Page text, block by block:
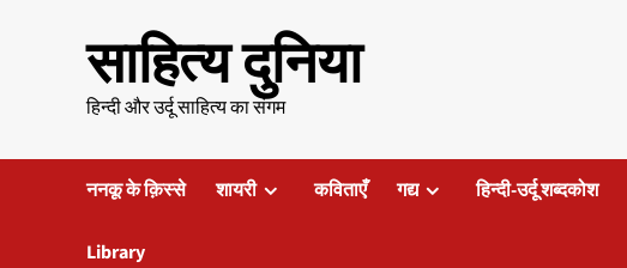
साहित्य दुनिया
हिन्दी और उर्दू साहित्य का संगम
ननकू के क़िस्से शायरी कविताएँ गद्य हिन्दी-उर्दू शब्दकोश
Library